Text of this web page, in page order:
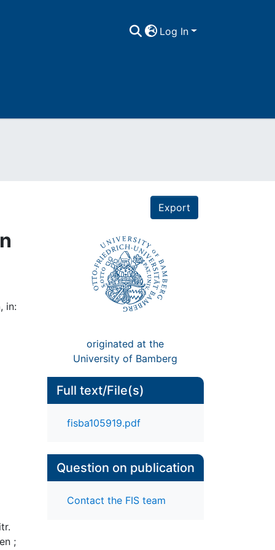
Log In
Export
in:
originated at the
University of Bamberg
;
Full text/File(s)
fisba105919.pdf
Question on publication
Contact the FIS team